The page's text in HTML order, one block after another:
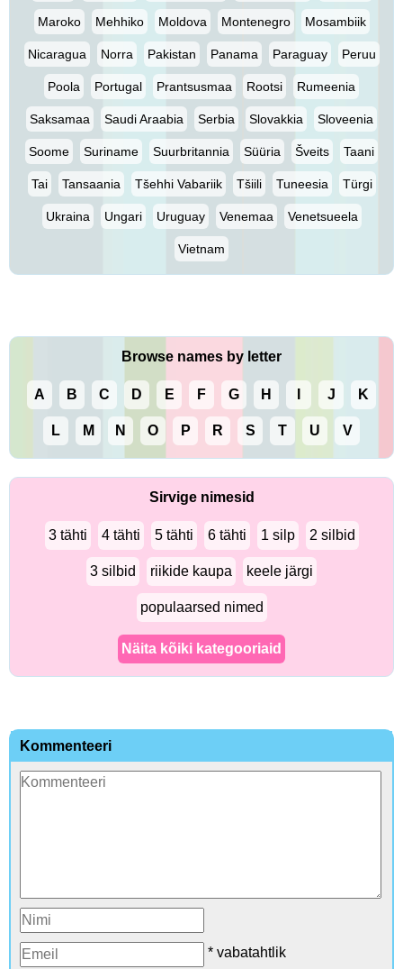
Maroko Mehhiko Moldova Montenegro Mosambiik
Nicaragua Norra Pakistan Panama Paraguay Peruu
Poola Portugal Prantsusmaa Rootsi Rumeenia
Saksamaa Saudi Araabia Serbia Slovakkia Sloveenia
Soome Suriname Suurbritannia Süüria Šveits Taani
Tai Tansaania Tšehhi Vabariik Tšiili Tuneesia Türgi
Ukraina Ungari Uruguay Venemaa Venetsueela
Vietnam
Browse names by letter
A B C D E F G H J K
L M N O P R S T U V
Sirvige nimesid
3 tähti 4 tähti 5 tähti 6 tähti 1 silp 2 silbid
3 silbid riikide kaupa keele järgi
populaarsed nimed
Näita kõiki kategooriaid
Kommenteeri
* vabatahtlik